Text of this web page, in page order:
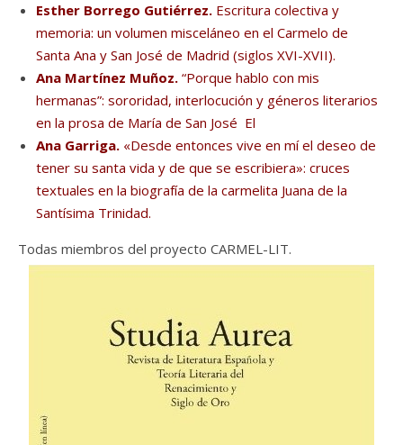
Esther Borrego Gutiérrez. Escritura colectiva y
memoria: un volumen misceláneo en el Carmelo de
Santa Ana y San José de Madrid (siglos XVI-XVII).
Ana Martínez Muñoz. “Porque hablo con mis
hermanas”: sororidad, interlocución y géneros literarios
en la prosa de María de San José El
Ana Garriga. «Desde entonces vive en mí el deseo de
tener su santa vida y de que se escribiera»: cruces
textuales en la biografía de la carmelita Juana de la
Santísima Trinidad.
Todas miembros del proyecto CARMEL-LIT.